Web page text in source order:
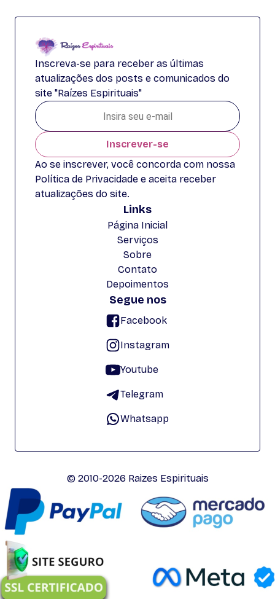
Inscreva-se para receber as últimas
atualizações dos posts e comunicados do
site "Raízes Espirituais"
Inscrever-se
Ao se inscrever, você concorda com nossa
Política de Privacidade e aceita receber
atualizações do site.
Links
Página Inicial
Serviços
Sobre
Contato
Depoimentos
Segue nos
Facebook
Instagram
Youtube
Telegram
Whatsapp
© 2010-2026 Raizes Espirituais